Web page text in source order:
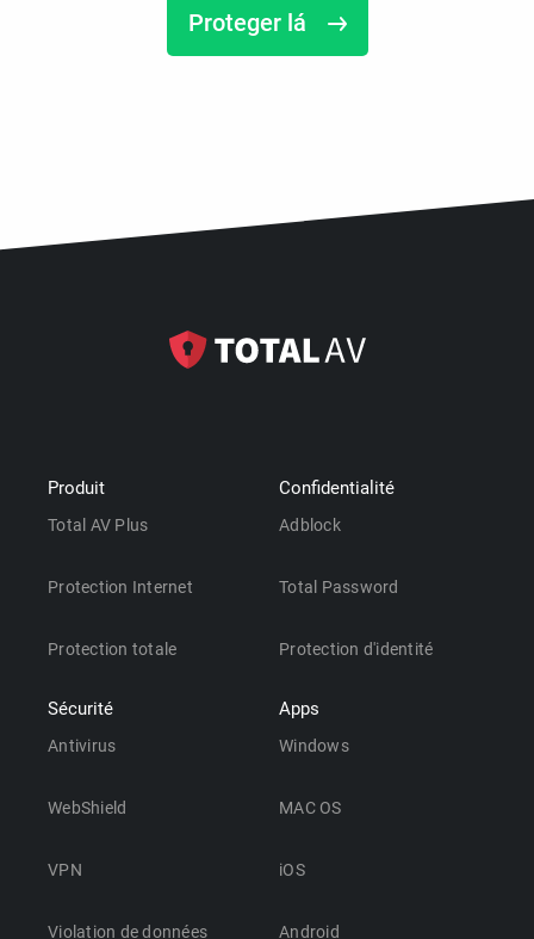
Proteger lá
Produit
Total AV Plus
Protection Internet
Protection totale
Sécurité
Antivirus
WebShield
VPN
Violation de données
Confidentialité
Adblock
Total Password
Protection d'identité
Apps
Windows
MAC OS
iOS
Android